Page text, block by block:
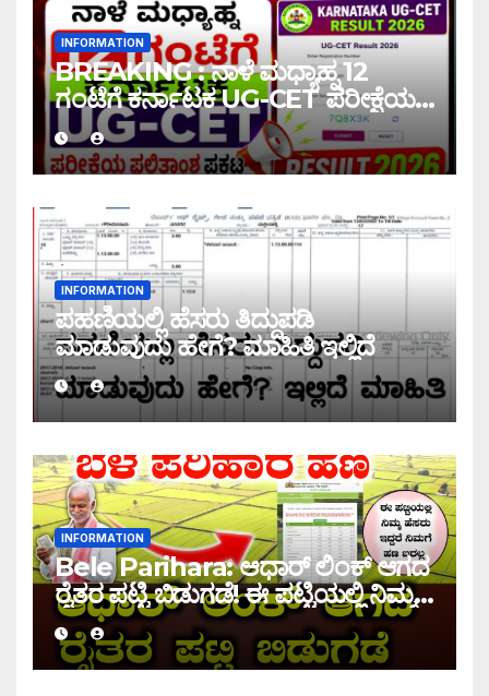
INFORMATION
BREAKING : ನಾಳೆ ಮಧ್ಯಾಹ್ನ 12
ಗಂಟೆಗೆ ಕರ್ನಾಟಕ UG-CET ಪರೀಕ್ಷೆಯ
ಫಲಿತಾಂಶ ಪ್ರಕಟ |UG-CET Result
2026
INFORMATION
ಪಹಣಿಯಲ್ಲಿ ಹೆಸರು ತಿದ್ದುಪಡಿ
ಮಾಡುವುದು ಹೇಗೆ? ಮಾಹಿತಿ ಇಲ್ಲಿದೆ
INFORMATION
Bele Parihara: ಆಧಾರ್ ಲಿಂಕ್ ಆಗದ
ರೈತರ ಪಟ್ಟಿ ಬಿಡುಗಡೆ! ಈ ಪಟ್ಟಿಯಲ್ಲಿ ನಿಮ್ಮ
ಹೆಸರು ಇದ್ದರೆ ನಿಮಗೆ ಹಣ ಜಮಾ ಆಗಲ್ಲ !